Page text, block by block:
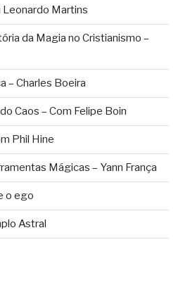
Leonardo Martins
da Magia no Cristianismo –
– Charles Boeira
Caos – Com Felipe Boin
Phil Hine
Mágicas – Yann França
o ego
Astral